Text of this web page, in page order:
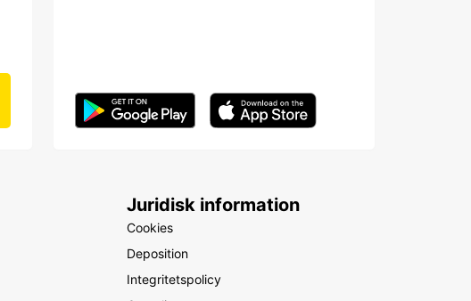
Juridisk information
Cookies
Deposition
Integritetspolicy